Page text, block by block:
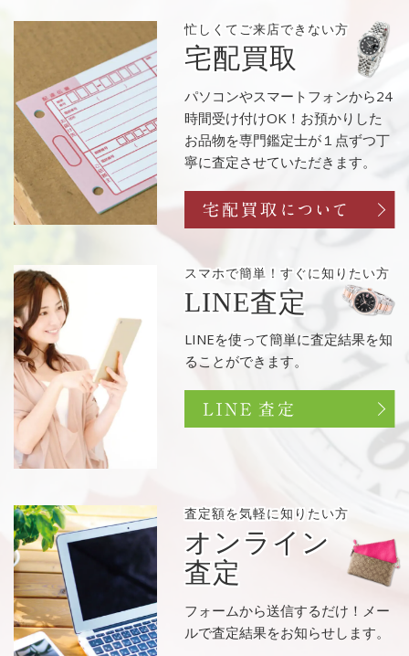
忙しくてご来店できない方
宅配買取
パソコンやスマートフォンから24
時間受け付けOK！お預かりした
お品物を専門鑑定士が１点ずつ丁
寧に査定させていただきます。
スマホで簡単！ すぐに知りたい方
LINE査定
LINEを使って簡単に査定結果を知
ることができます。
査定額を気軽に知りたい方
オンライン
査定
フォームから送信するだけ！メー
ルで査定結果をお知らせします。